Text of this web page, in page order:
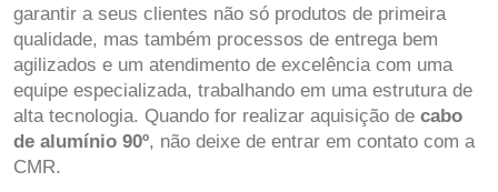
garantir a seus clientes não só produtos de primeira
qualidade, mas também processos de entrega bem
agilizados e um atendimento de excelência com uma
equipe especializada, trabalhando em uma estrutura de
alta tecnologia. Quando for realizar aquisição de cabo
de alumínio 90º, não deixe de entrar em contato com a
CMR.